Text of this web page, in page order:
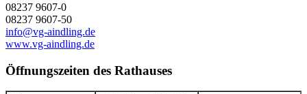
08237 9607-0
08237 9607-50
info@vg-aindling.de
www.vg-aindling.de
Öffnungszeiten des Rathauses